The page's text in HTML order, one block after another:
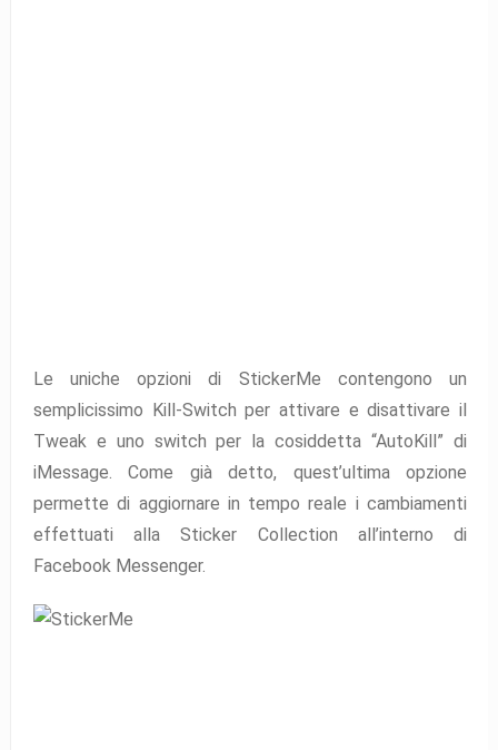
Le uniche opzioni di StickerMe contengono un
semplicissimo Kill-Switch per attivare e disattivare il
Tweak e uno switch per la cosiddetta “AutoKill” di
iMessage. Come già detto, quest’ultima opzione
permette di aggiornare in tempo reale i cambiamenti
effettuati alla Sticker Collection all’interno di
Facebook Messenger.